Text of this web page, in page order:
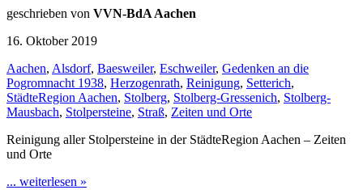
geschrieben von VVN-BdA Aachen
16. Oktober 2019
Aachen, Alsdorf, Baesweiler, Eschweiler, Gedenken an die
Pogromnacht 1938, Herzogenrath, Reinigung, Setterich,
StädteRegion Aachen, Stolberg, Stolberg-Gressenich, Stolberg-
Mausbach, Stolpersteine, Straß, Zeiten und Orte
Reinigung aller Stolpersteine in der StädteRegion Aachen – Zeiten
und Orte
... weiterlesen »